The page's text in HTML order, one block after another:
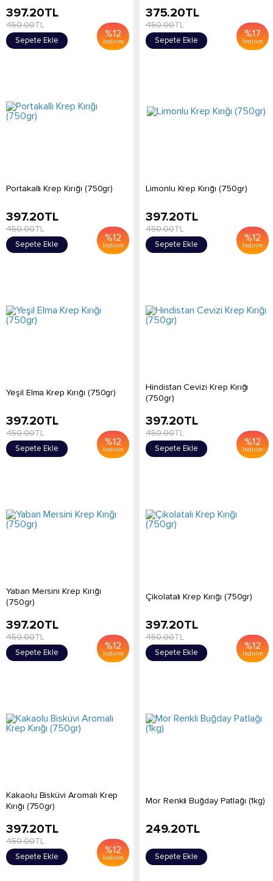
%12
İndirim
397.20TL
450.00TL
Sepete Ekle
%17
İndirim
375.20TL
450.00TL
Sepete Ekle
Portakallı Krep Kırığı (750gr)
%12
İndirim
397.20TL
450.00TL
Sepete Ekle
Limonlu Krep Kırığı (750gr)
%12
İndirim
397.20TL
450.00TL
Sepete Ekle
Yeşil Elma Krep Kırığı (750gr)
%12
İndirim
397.20TL
450.00TL
Sepete Ekle
Hindistan Cevizi Krep Kırığı
(750gr)
%12
İndirim
397.20TL
450.00TL
Sepete Ekle
Yaban Mersini Krep Kırığı
(750gr)
%12
İndirim
397.20TL
450.00TL
Sepete Ekle
Çikolatalı Krep Kırığı (750gr)
%12
İndirim
397.20TL
450.00TL
Sepete Ekle
Kakaolu Bisküvi Aromalı Krep
Kırığı (750gr)
%12
İndirim
397.20TL
450.00TL
Sepete Ekle
Mor Renkli Buğday Patlağı (1kg)
249.20TL
Sepete Ekle